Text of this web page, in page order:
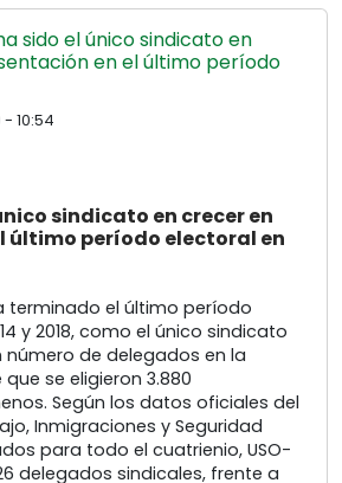
sido el único sindicato en
en el último período
10:54
sindicato en crecer en
último período electoral en
terminado el último período
y 2018, como el único sindicato
de delegados en la
se eligieron 3.880
Según los datos oficiales del
Inmigraciones y Seguridad
para todo el cuatrienio, USO-
delegados sindicales, frente a